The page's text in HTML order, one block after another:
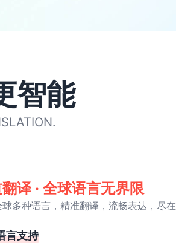
智能
译 · 全球语言无界限
多种语言，精准翻译，流畅表达，尽在
言支持